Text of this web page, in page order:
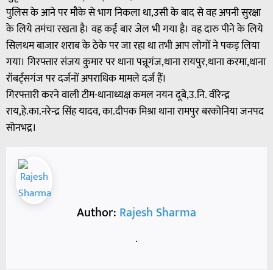
पुलिस के आने पर मौके से भाग निकला था,उसी के बाद से वह अपनी सुरक्षा
के लिये तमंचा रखता है। वह कई बार जेल भी गया है। वह दारु पीने के लिये
सिलथम बाजार शराब के ठेके पर जा रहा था तभी आप लोगों ने पकड़ लिया
गया। गिरफ्तार संजय कुमार पर थाना पन्नूगंज,थाना रायपुर,थाना करमा,थाना
रॉबर्ट्सगंज पर दर्जनों अपराधिक मामले दर्ज हैं।
गिरफ्तारी करने वाली टीम-थानाध्यक्ष कमल नयन दूबे,उ.नि. वीरेन्द्र
राय,हे.का.नरेन्द्र सिंह यादव, का.दीपक मिश्रा थाना रामपुर बरकोनिया जनपद
सोनभद्र।
Author: Rajesh Sharma
.